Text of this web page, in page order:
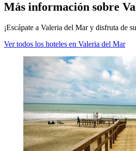
Más información sobre
¡Escápate a Valeria del Mar y disfruta de
Ver todos los hoteles en Valeria del Mar